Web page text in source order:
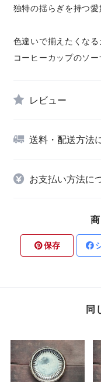
独特の揺らぎを持つ愛
色違いで揃えたくなる
コーヒーカップのソ
レビュー
送料・配送方法
お支払い方法に
保存
同